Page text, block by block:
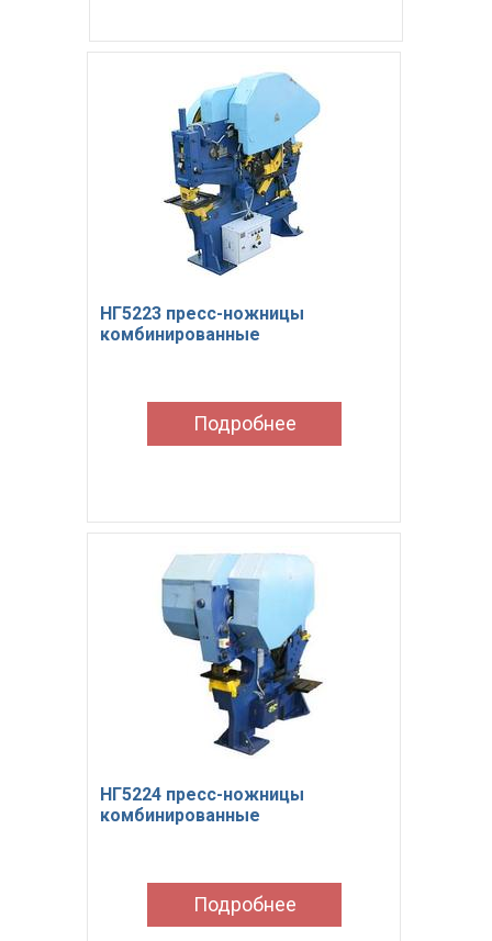
НГ5223 пресс-ножницы
комбинированные
Подробнее
НГ5224 пресс-ножницы
комбинированные
Подробнее